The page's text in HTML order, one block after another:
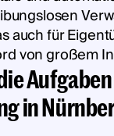
auch für
von großem
in